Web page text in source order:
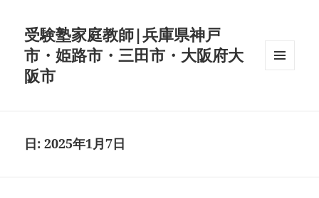
受験塾家庭教師|兵庫県神戸
市・姫路市・三田市・大阪府大
阪市
日:2025年1月7日